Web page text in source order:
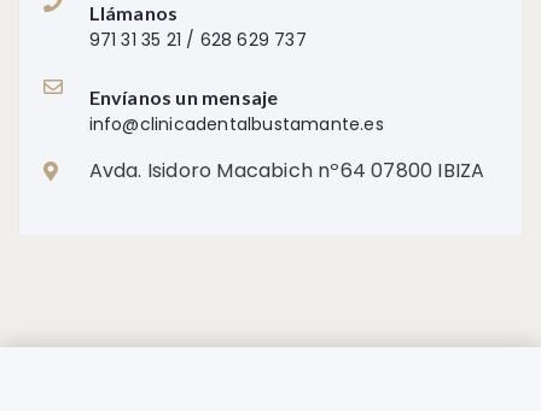
Llámanos
971 31 35 21 / 628 629 737
Envíanos un mensaje
info@clinicadentalbustamante.es
Avda. Isidoro Macabich nº64 07800 IBIZA